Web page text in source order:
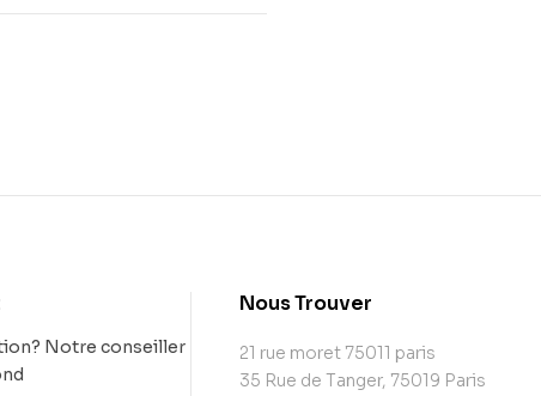
Notre conseiller
Nous Trouver
21 rue moret 75011 paris
35 Rue de Tanger, 75019 Paris